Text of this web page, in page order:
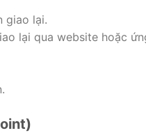
giao lại.
lại qua website hoặc